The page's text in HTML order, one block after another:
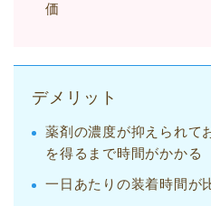
価
デメリット
薬剤の濃度が抑えられて
を得るまで時間がかかる
一日あたりの装着時間が